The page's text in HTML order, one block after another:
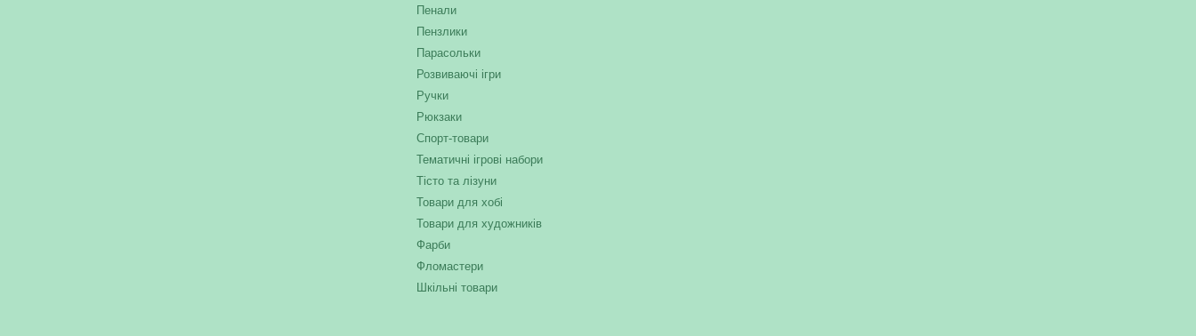
Пенали
Пензлики
Парасольки
Розвиваючі ігри
Ручки
Рюкзаки
Спорт-товари
Тематичні ігрові набори
Тісто та лізуни
Товари для хобі
Товари для художників
Фарби
Фломастери
Шкільні товари